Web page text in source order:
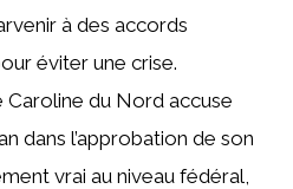
à des accords
éviter une crise.
Caroline du Nord accuse
dans l’approbation de son
vrai au niveau fédéral,